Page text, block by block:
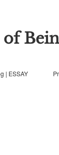
of
| ESSAY